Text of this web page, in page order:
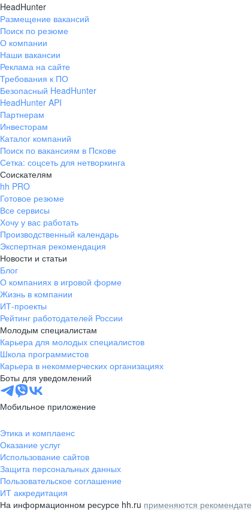
HeadHunter
Размещение вакансий
Поиск по резюме
О компании
Наши вакансии
Реклама на сайте
Требования к ПО
Безопасный HeadHunter
HeadHunter API
Партнерам
Инвесторам
Каталог компаний
Поиск по вакансиям в Пскове
Сетка: соцсеть для нетворкинга
Соискателям
hh PRO
Готовое резюме
Все сервисы
Хочу у вас работать
Производственный календарь
Экспертная рекомендация
Новости и статьи
Блог
О компаниях в игровой форме
Жизнь в компании
ИТ-проекты
Рейтинг работодателей России
Молодым специалистам
Карьера для молодых специалистов
Школа программистов
Карьера в некоммерческих организациях
Боты для уведомлений
Мобильное приложение
Этика и комплаенс
Оказание услуг
Использование сайтов
Защита персональных данных
Пользовательское соглашение
ИТ аккредитация
На информационном ресурсе hh.ru применяются